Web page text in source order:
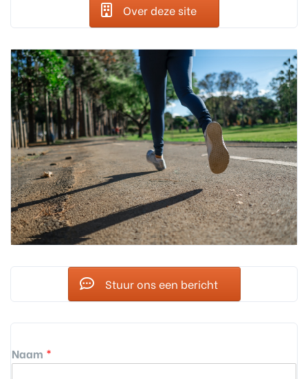
Over deze site
Stuur ons een bericht
Naam *